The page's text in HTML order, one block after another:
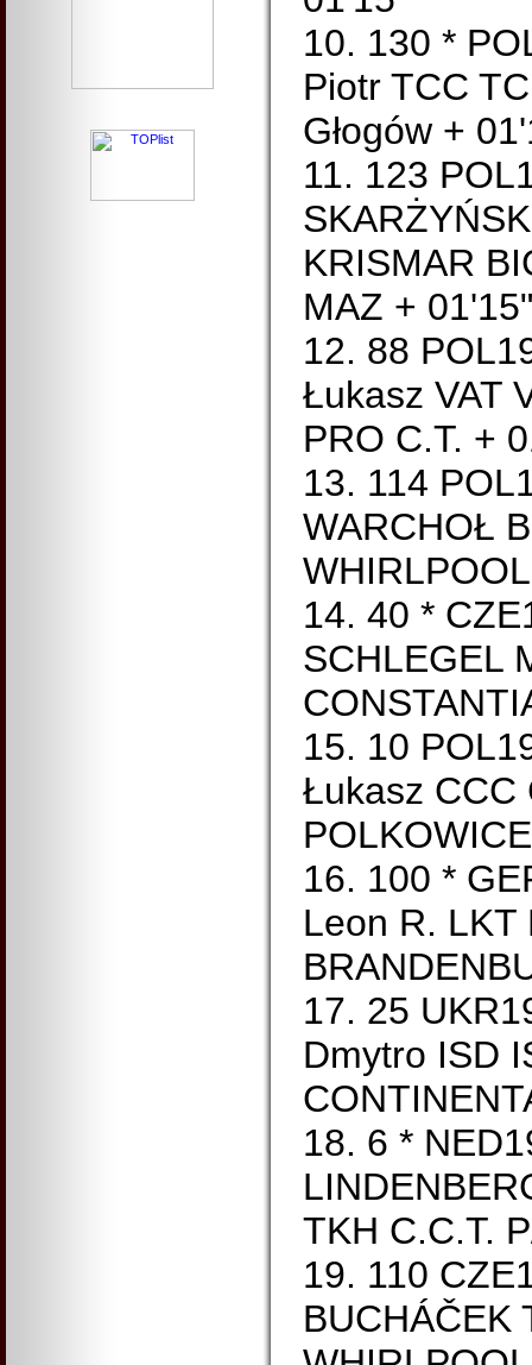
10. 130 *
Piotr TCC
Głogów +
11. 123
KRISMAR
MAZ + 01'15"
12. 88
Łukasz VAT
PRO C.T. +
13. 114
WARCHOŁ
14. 40 *
SCHLEGEL
15. 10
Łukasz CCC
16. 100 *
Leon R. LKT
17. 25
Dmytro ISD
18. 6 *
TKH C.C.T.
19. 110
BUCHÁČEK